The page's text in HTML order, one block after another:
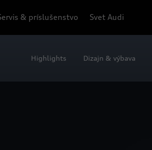
& príslušenstvo Svet Audi
Highlights Dizajn & výbava